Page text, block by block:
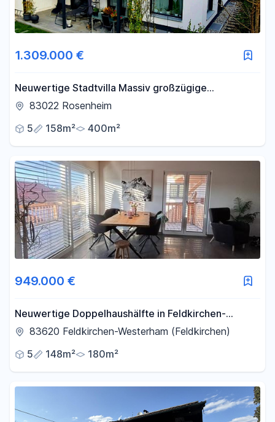
1.309.000 €
Neuwertige Stadtvilla Massiv großzügige
Raumaufteilung Naturbaustoffe
83022 Rosenheim
5
158m² 400m²
949.000 €
Neuwertige Doppelhaushälfte in Feldkirchen-
Westerham – Baujahr 2024, Bergblick & Pool
83620 Feldkirchen-Westerham (Feldkirchen)
5
148m² 180m²